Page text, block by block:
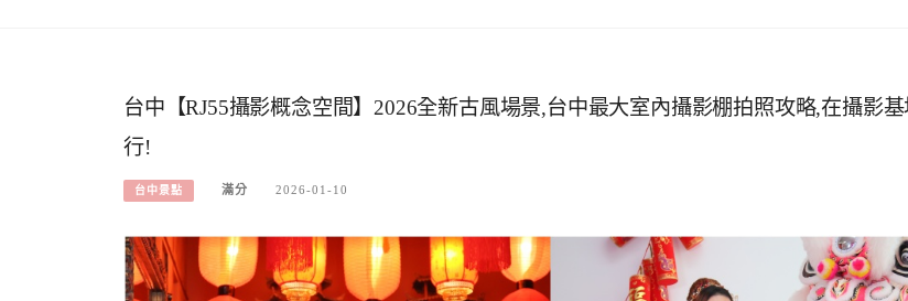
台中【RJ55攝影概念空間】2026全新古風場景,台中最大室內攝影棚拍照攻略,在攝影
行!
台中景點 滿分 2026-01-10